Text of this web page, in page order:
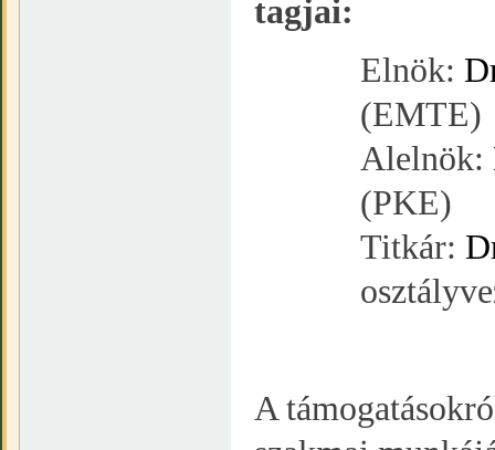
tagjai:
Elnök:
(EMTE)
Alelnök:
(PKE)
Titkár:
A